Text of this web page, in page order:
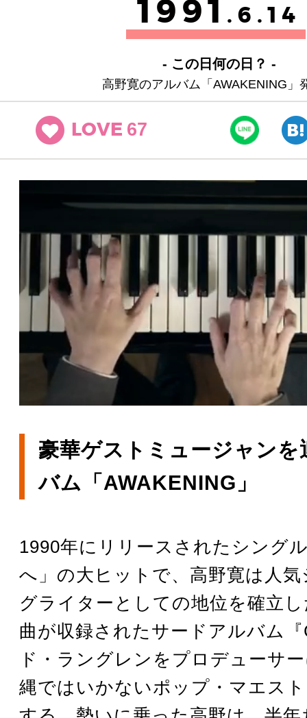
1991 .6.14
- この日何の日？ -
高野寛のアルバム「AWAKENING」
LOVE 67
豪華ゲストミュージャンを
バム「AWAKENING」
1990年にリリースされたシング
へ」の大ヒットで、高野寛は人
グライターとしての地位を確立
曲が収録されたサードアルバム
ド・ラングレンをプロデューサ
縄ではいかないポップ・マエス